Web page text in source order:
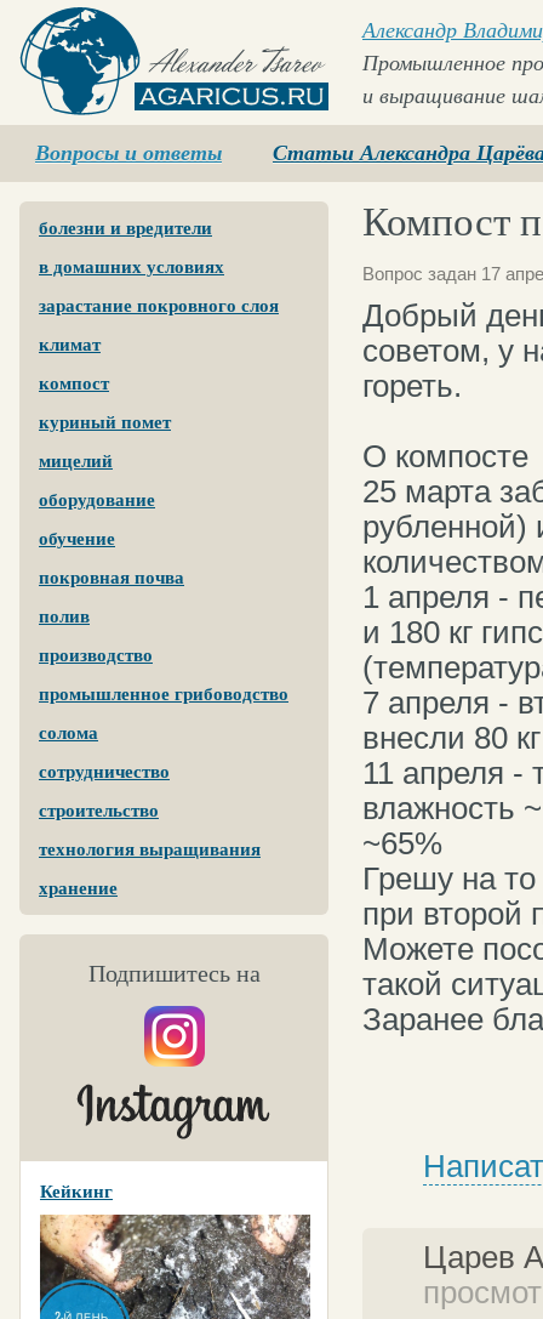
Agaricus.ru
Александр
Промышленное
и выращивание
Вопросы и ответы Статьи Александра
болезни и вредители
в домашних условиях
зарастание покровного слоя
климат
компост
куриный помет
мицелий
оборудование
обучение
покровная почва
полив
производство
промышленное грибоводство
солома
сотрудничество
строительство
технология выращивания
хранение
Подпишитесь на
Кейкинг
Компост
Вопрос задан 17
Добрый
советом, у
гореть.
О компосте
25 марта
рубленной)
1 апреля -
и 180 кг
7 апреля -
внесли 80
11 апреля -
влажность
~65%
Грешу на то
при второй
Можете
такой
Заранее
Царев